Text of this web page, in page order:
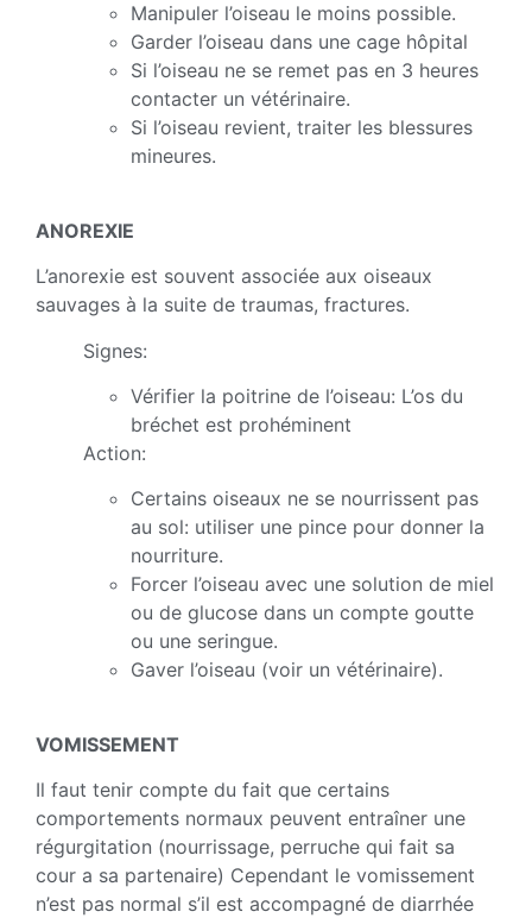
Manipuler l’oiseau le moins possible.
Garder l’oiseau dans une cage hôpital
Si l’oiseau ne se remet pas en 3 heures
contacter un vétérinaire.
Si l’oiseau revient, traiter les blessures
mineures.
ANOREXIE
L’anorexie est souvent associée aux oiseaux
sauvages à la suite de traumas, fractures.
Signes:
Vérifier la poitrine de l’oiseau: L’os du
bréchet est prohéminent
Action:
Certains oiseaux ne se nourrissent pas
au sol: utiliser une pince pour donner la
nourriture.
Forcer l’oiseau avec une solution de miel
ou de glucose dans un compte goutte
ou une seringue.
Gaver l’oiseau (voir un vétérinaire).
VOMISSEMENT
Il faut tenir compte du fait que certains
comportements normaux peuvent entraîner une
régurgitation (nourrissage, perruche qui fait sa
cour a sa partenaire) Cependant le vomissement
n’est pas normal s’il est accompagné de diarrhée